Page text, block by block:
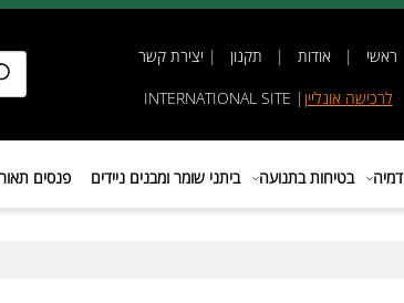
|אודות |תקנון |יצירת קשר
אונליין|
INTERNATIONAL SITE
בטיחות בתנועה ביתני שומר ומבנים ניידים פנסים תאורה